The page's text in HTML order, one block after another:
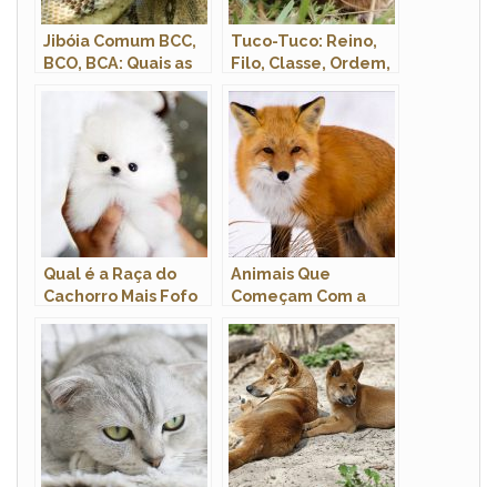
Jibóia Comum BCC,
BCO, BCA: Quais as
Tuco-Tuco: Reino,
Filo, Classe, Ordem,
Qual é a Raça do
Cachorro Mais Fofo
Animais Que
Começam Com a
Características